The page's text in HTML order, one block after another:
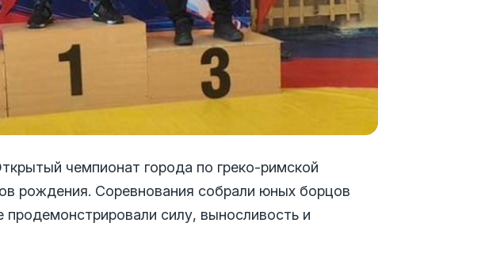
чемпионат города по греко-римской
рождения. Соревнования собрали юных борцов
силу, выносливость и